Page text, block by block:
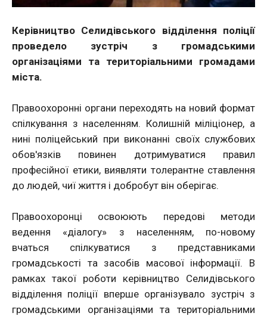
Керівництво Селидівського відділення поліції
проведело зустріч з громадськими
організаціями та територіальними громадами
міста.
Правоохоронні органи переходять на новий формат
спілкування з населенням. Колишній міліціонер, а
нині поліцейський при виконанні своїх службових
обов'язків повинен дотримуватися правил
професійної етики, виявляти толерантне ставлення
до людей, чиї життя і добробут він оберігає.
Правоохоронці освоюють передові методи
ведення «діалогу» з населенням, по-новому
вчаться спілкуватися з представниками
громадськості та засобів масової інформації. В
рамках такої роботи керівництво Селидівського
відділення поліції вперше організувало зустріч з
громадськими організаціями та територіальними